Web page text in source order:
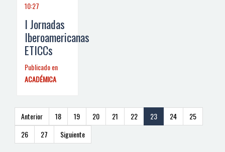
10:27
I Jornadas
Iberoamericanas
ETICCs
Publicado en
ACADÉMICA
Anterior 18 19 20 21 22 23 24
25
26
27 Siguiente